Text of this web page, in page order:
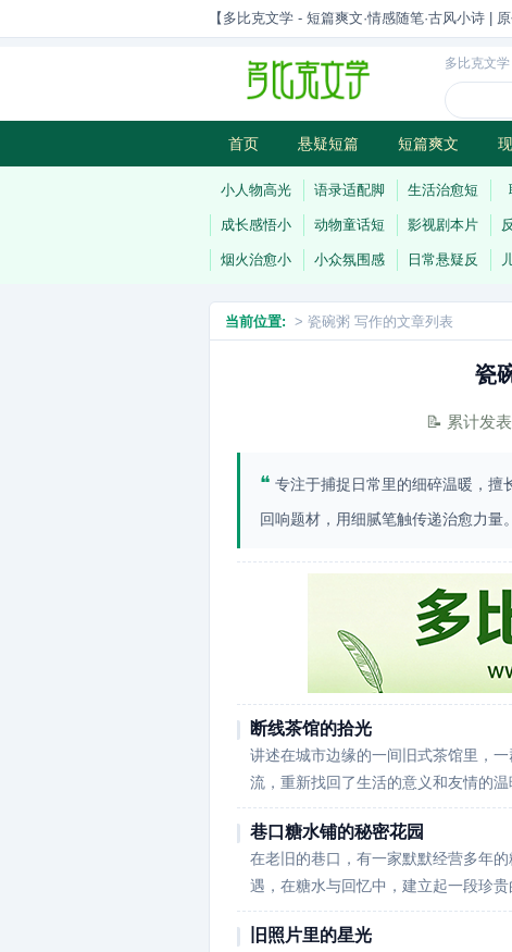
【多比克文学 - 短篇爽文·情感随笔·古风小诗 |
多比克文
首页 悬疑短篇 短篇爽文
古风小诗 科幻短篇 现代小诗
小人物高光 语录适配脚 生活治愈短
成长感悟小 动物童话短 影视剧本片
烟火治愈小 小众氛围感 日常悬疑反
当前位置: > 瓷碗粥 写作的文章列表
瓷
📝 累计发表
❝ 专注于捕捉日常里的细碎温暖，擅
回响题材，用细腻笔触传递治愈力量。
断线茶馆的拾光
讲述在城市边缘的一间旧式茶馆里，
流，重新找回了生活的意义和友情的温
巷口糖水铺的秘密花园
在老旧的巷口，有一家默默经营多年
遇，在糖水与回忆中，建立起一段珍贵
旧照片里的星光